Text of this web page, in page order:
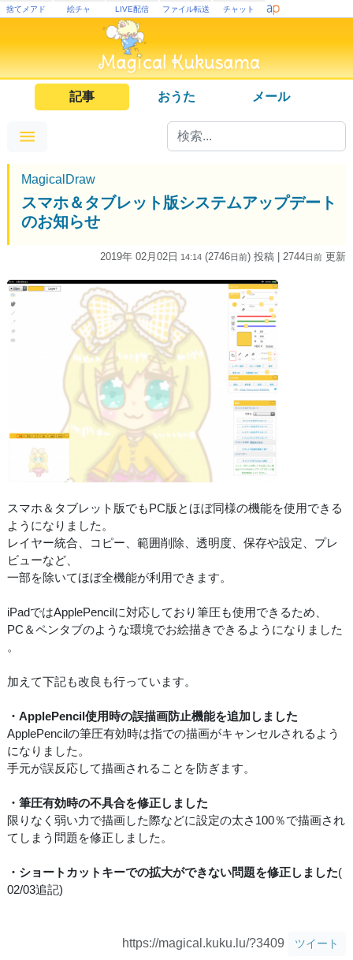
捨てメアド 絵チャ LIVE配信 ファイル転送 チャット
記事 おうた メール
MagicalDraw
スマホ＆タブレット版システムアップデート
のお知らせ
2019年 02月02日 14:14 (2746日前) 投稿 | 2744日前 更新
スマホ＆タブレット版でもPC版とほぼ同様の機能を使用できる
ようになりました。
レイヤー統合、コピー、範囲削除、透明度、保存や設定、プレ
ビューなど、
一部を除いてほぼ全機能が利用できます。
iPadではApplePencilに対応しており筆圧も使用できるため、
PC＆ペンタブのような環境でお絵描きできるようになりました
。
加えて下記も改良も行っています。
・ApplePencil使用時の誤描画防止機能を追加しました
ApplePencilの筆圧有効時は指での描画がキャンセルされるよう
になりました。
手元が誤反応して描画されることを防ぎます。
・筆圧有効時の不具合を修正しました
限りなく弱い力で描画した際などに設定の太さ100％で描画され
てしまう問題を修正しました。
・ショートカットキーでの拡大ができない問題を修正しました(
02/03追記)
https://magical.kuku.lu/?3409 ツイート